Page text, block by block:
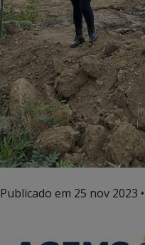
Publicado em 25 nov 2023